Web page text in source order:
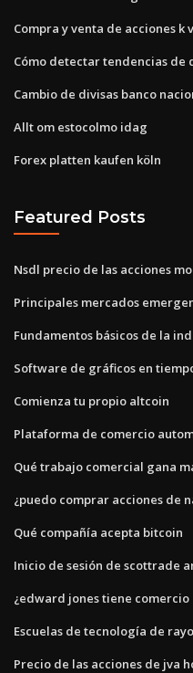
Compra y venta de acciones k
Cómo detectar tendencias de
Cambio de divisas banco
Allt om estocolmo idag
Forex platten kaufen köln
Featured Posts
Nsdl precio de las acciones
Principales mercados
Fundamentos básicos de la
Software de gráficos en
Comienza tu propio altcoin
Plataforma de comercio
Qué trabajo comercial gana
¿puedo comprar acciones de
Qué compañía acepta bitcoin
Inicio de sesión de scottrade
¿edward jones tiene comercio
Escuelas de tecnología de
Precio de las acciones de jva